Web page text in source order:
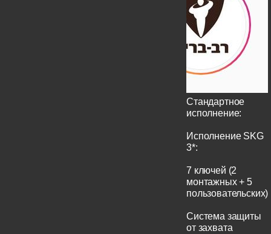
Стандартное
исполнение:
Исполнение SKG
3*:
7 ключей (2
монтажных + 5
пользовательских)
Система защиты
от захвата